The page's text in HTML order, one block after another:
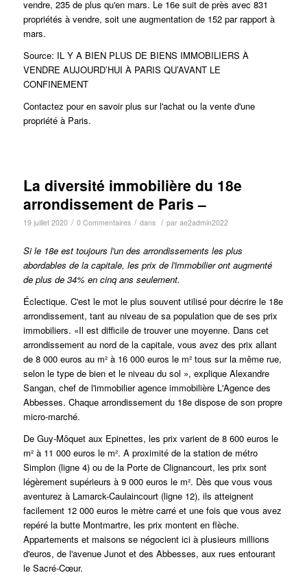
vendre, 235 de plus qu'en mars. Le 16e suit de près avec 831
propriétés à vendre, soit une augmentation de 152 par rapport à
mars.
Source: IL Y A BIEN PLUS DE BIENS IMMOBILIERS À
VENDRE AUJOURD’HUI À PARIS QU’AVANT LE
CONFINEMENT
Contactez pour en savoir plus sur l'achat ou la vente d'une
propriété à Paris.
La diversité immobilière du 18e
arrondissement de Paris –
19 juillet 2020 / 0 Commentaires / dans / par ae2admin2022
Si le 18e est toujours l'un des arrondissements les plus
abordables de la capitale, les prix de l'immobilier ont augmenté
de plus de 34% en cinq ans seulement.
Éclectique. C'est le mot le plus souvent utilisé pour décrire le 18e
arrondissement, tant au niveau de sa population que de ses prix
immobiliers. «Il est difficile de trouver une moyenne. Dans cet
arrondissement au nord de la capitale, vous avez des prix allant
de 8 000 euros au m² à 16 000 euros le m² tous sur la même rue,
selon le type de bien et le niveau du sol », explique Alexandre
Sangan, chef de l'immobilier agence immobilière L'Agence des
Abbesses. Chaque arrondissement du 18e dispose de son propre
micro-marché.
De Guy-Môquet aux Epinettes, les prix varient de 8 600 euros le
m² à 11 000 euros le m². A proximité de la station de métro
Simplon (ligne 4) ou de la Porte de Clignancourt, les prix sont
légèrement supérieurs à 9 000 euros le m². Dès que vous vous
aventurez à Lamarck-Caulaincourt (ligne 12), ils atteignent
facilement 12 000 euros le mètre carré et une fois que vous avez
repéré la butte Montmartre, les prix montent en flèche.
Appartements et maisons se négocient ici à plusieurs millions
d'euros, de l'avenue Junot et des Abbesses, aux rues entourant
le Sacré-Cœur.